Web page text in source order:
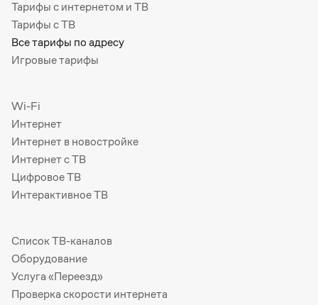
Тарифы с интернетом и ТВ
Тарифы с ТВ
Все тарифы по адресу
Игровые тарифы
Wi-Fi
Интернет
Интернет в новостройке
Интернет с ТВ
Цифровое ТВ
Интерактивное ТВ
Список ТВ-каналов
Оборудование
Услуга «Переезд»
Проверка скорости интернета